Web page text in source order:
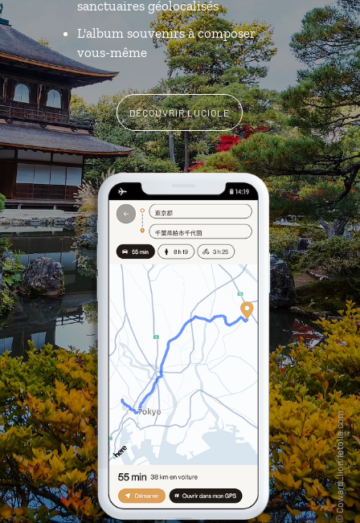
sanctuaires géolocalisés
L'album souvenirs à composer
vous-même
DÉCOUVRIR LUCIOLE